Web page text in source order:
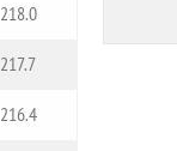
218.0
217.7
216.4